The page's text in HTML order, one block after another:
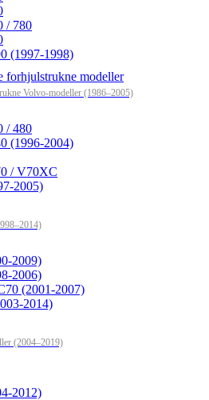
/ 780
(1997-1998)
forhjulstrukne modeller
Volvo-modeller (1986–2005)
/ 480
(1996-2004)
/ V70XC
2005)
2009)
2006)
(2001-2007)
2014)
(2004–2019)
2012)